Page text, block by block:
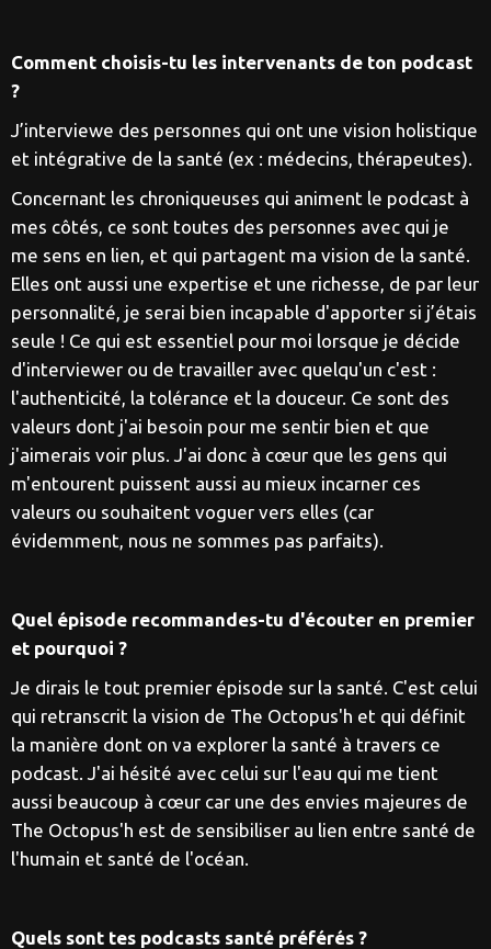
Comment choisis-tu les intervenants de ton podcast
?
J’interviewe des personnes qui ont une vision holistique
et intégrative de la santé (ex : médecins, thérapeutes).
Concernant les chroniqueuses qui animent le podcast à
mes côtés, ce sont toutes des personnes avec qui je
me sens en lien, et qui partagent ma vision de la santé.
Elles ont aussi une expertise et une richesse, de par leur
personnalité, je serai bien incapable d'apporter si j’étais
seule ! Ce qui est essentiel pour moi lorsque je décide
d'interviewer ou de travailler avec quelqu'un c'est :
l'authenticité, la tolérance et la douceur. Ce sont des
valeurs dont j'ai besoin pour me sentir bien et que
j'aimerais voir plus. J'ai donc à cœur que les gens qui
m'entourent puissent aussi au mieux incarner ces
valeurs ou souhaitent voguer vers elles (car
évidemment, nous ne sommes pas parfaits).
Quel épisode recommandes-tu d'écouter en premier
et pourquoi ?
Je dirais le tout premier épisode sur la santé. C'est celui
qui retranscrit la vision de The Octopus'h et qui définit
la manière dont on va explorer la santé à travers ce
podcast. J'ai hésité avec celui sur l'eau qui me tient
aussi beaucoup à cœur car une des envies majeures de
The Octopus'h est de sensibiliser au lien entre santé de
l'humain et santé de l'océan.
Quels sont tes podcasts santé préférés ?